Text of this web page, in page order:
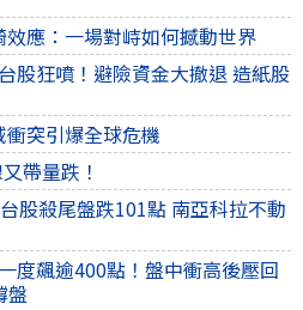
應：一場對峙如何撼動世界
股狂噴！避險資金大撤退 造紙股
突引爆全球危機
帶量跌！
股殺尾盤跌101點 南亞科拉不動
度飆逾400點！盤中衝高後壓回
盤